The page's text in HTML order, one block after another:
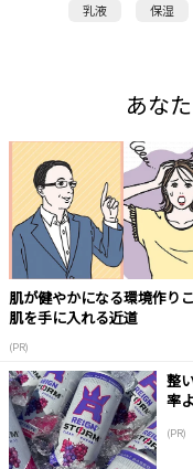
乳液
保湿
あな
肌が健やかになる環境作り
肌を手に入れる近道
(PR)
整
率
(PR)